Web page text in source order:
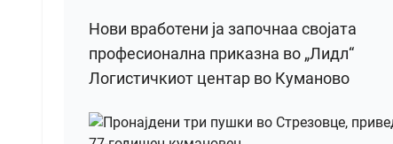
Нови вработени ја започнаа својата
професионална приказна во „Лидл“
Логистичкиот центар во Куманово